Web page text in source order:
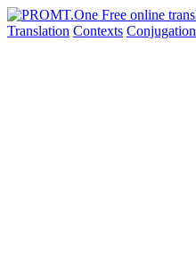
Translation Contexts Conjugation